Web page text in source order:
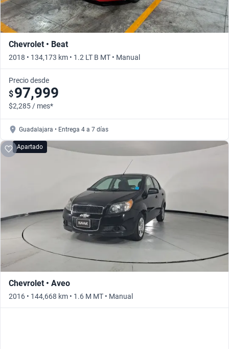
Chevrolet • Beat
2018 • 134,173 km • 1.2 LT B MT • Manual
Precio desde
$97,999
$2,285 / mes*
Guadalajara • Entrega 4 a 7 días
Apartado
Chevrolet • Aveo
2016 • 144,668 km • 1.6 M MT • Manual